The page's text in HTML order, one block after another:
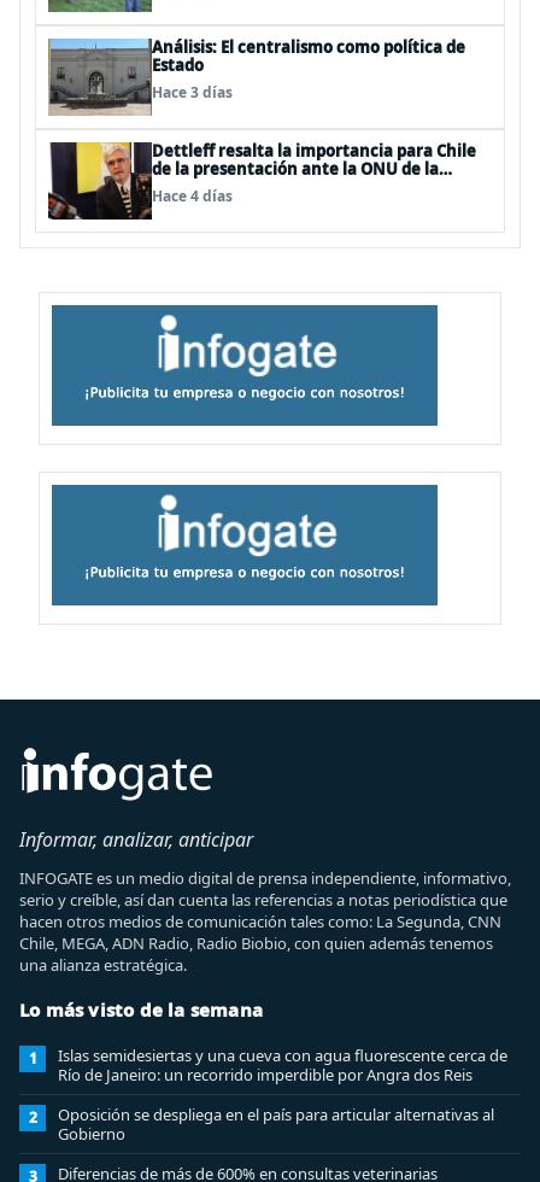
Análisis: El centralismo como política de
Estado
Hace 3 días
Dettleff resalta la importancia para Chile
de la presentación ante la ONU de la
Plataforma Continental Extendida del
Archipiélago Juan Fernández
Hace 4 días
Informar, analizar, anticipar
INFOGATE es un medio digital de prensa independiente, informativo,
serio y creíble, así dan cuenta las referencias a notas periodística que
hacen otros medios de comunicación tales como: La Segunda, CNN
Chile, MEGA, ADN Radio, Radio Biobio, con quien además tenemos
una alianza estratégica.
Lo más visto de la semana
1
Islas semidesiertas y una cueva con agua fluorescente cerca de
Río de Janeiro: un recorrido imperdible por Angra dos Reis
2
Oposición se despliega en el país para articular alternativas al
Gobierno
3 Diferencias de más de 600% en consultas veterinarias